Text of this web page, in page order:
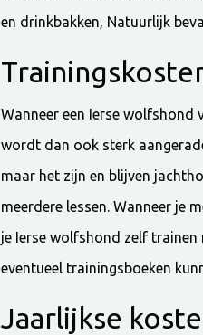
en drinkbakken, Natuurlijk
Wanneer een Ierse
wordt dan ook sterk
maar het zijn en blijven
meerdere lessen. Wanneer je
je Ierse wolfshond zelf
eventueel trainingsboeken
Jaarlijkse